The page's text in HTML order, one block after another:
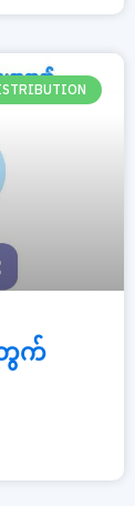
တွက်